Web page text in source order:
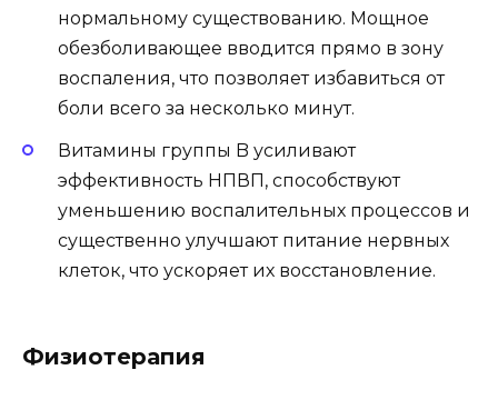
нормальному существованию. Мощное
обезболивающее вводится прямо в зону
воспаления, что позволяет избавиться от
боли всего за несколько минут.
Витамины группы B усиливают
эффективность НПВП, способствуют
уменьшению воспалительных процессов и
существенно улучшают питание нервных
клеток, что ускоряет их восстановление.
Физиотерапия